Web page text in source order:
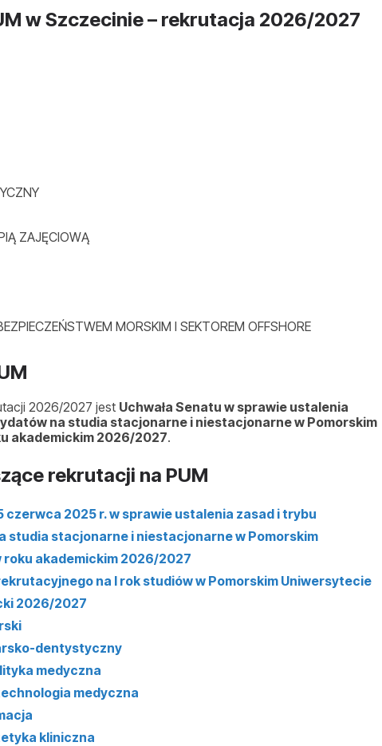
w Szczecinie – rekrutacja 2026/2027
ZAJĘCIOWĄ
MORSKIM I SEKTOREM OFFSHORE
2026/2027 jest Uchwała Senatu w sprawie ustalenia
na studia stacjonarne i niestacjonarne w Pomorskim
akademickim 2026/2027.
rekrutacji na PUM
czerwca 2025 r. w sprawie ustalenia zasad i trybu
studia stacjonarne i niestacjonarne w Pomorskim
akademickim 2026/2027
na I rok studiów w Pomorskim Uniwersytecie
2026/2027
dentystyczny
medyczna
medyczna
kliniczna